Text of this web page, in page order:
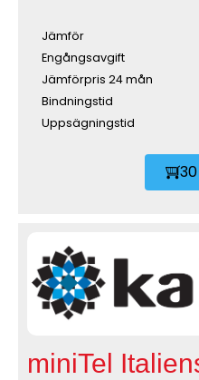
Jämför
Engångsavgift
Jämförpris 24 mån
Bindningstid
Uppsägningstid
miniTel